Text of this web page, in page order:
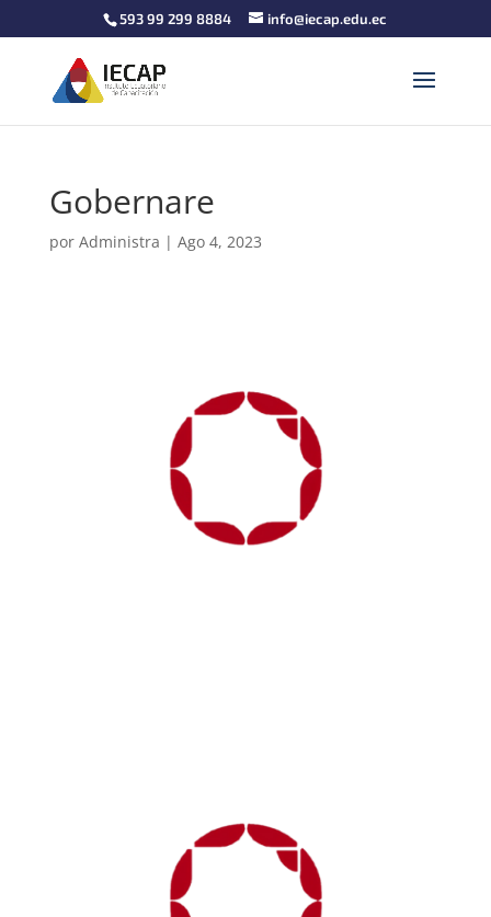
593 99 299 8884 info@iecap.edu.ec
Gobernare
por Administra | Ago 4, 2023